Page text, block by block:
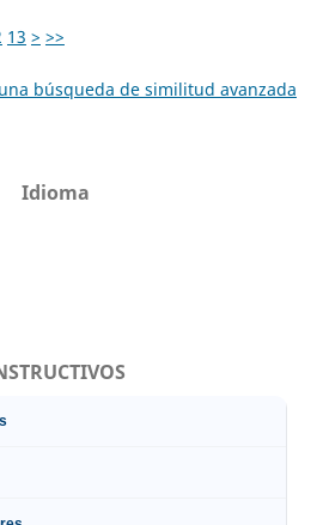
13 > >>
búsqueda de similitud avanzada
Idioma